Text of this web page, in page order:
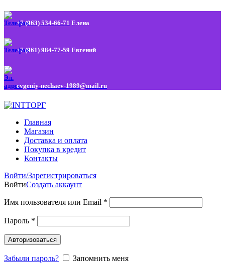
+7 (963) 534-66-71 Елена
+7 (961) 984-77-59 Евгений
evgeniy-nechaev-1989@mail.ru
Главная
Магазин
Доставка и оплата
Покупка в кредит
Контакты
Войти/Зарегистрироваться
ВойтиСоздать аккаунт
Имя пользователя или Email *
Пароль *
Авторизоваться
Забыли пароль?
Запомнить меня